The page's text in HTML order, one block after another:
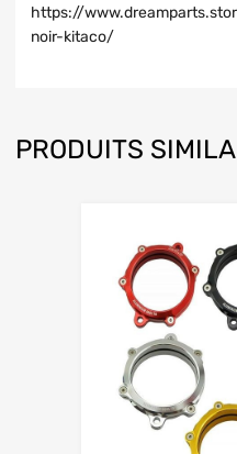
https://
noir-kitaco/
PRODUITS